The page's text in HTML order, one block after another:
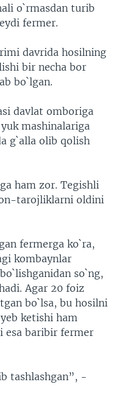
o`rmasdan turib
fermer.
davrida hosilning
bir necha bor
bo`lgan.
davlat omboriga
mashinalariga
g`alla olib qolish
ham zor. Tegishli
tarojliklarni oldini
fermerga ko`ra,
kombaynlar
so`ng,
Agar 20 foiz
bo`lsa, bu hosilni
ketishi ham
esa baribir fermer
tashlashgan”, -